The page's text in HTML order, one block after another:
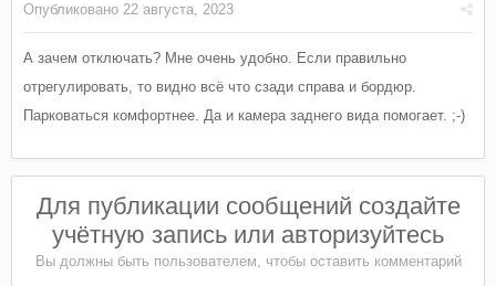
Опубликовано 22 августа, 2023
А зачем отключать? Мне очень удобно. Если правильно
отрегулировать, то видно всё что сзади справа и бордюр.
Парковаться комфортнее. Да и камера заднего вида помогает. ;-)
Для публикации сообщений создайте
учётную запись или авторизуйтесь
Вы должны быть пользователем, чтобы оставить комментарий